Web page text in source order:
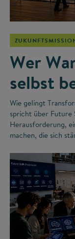
Wer
selbst
Wie gelingt
spricht über Future
Herausforderung,
machen, die sich